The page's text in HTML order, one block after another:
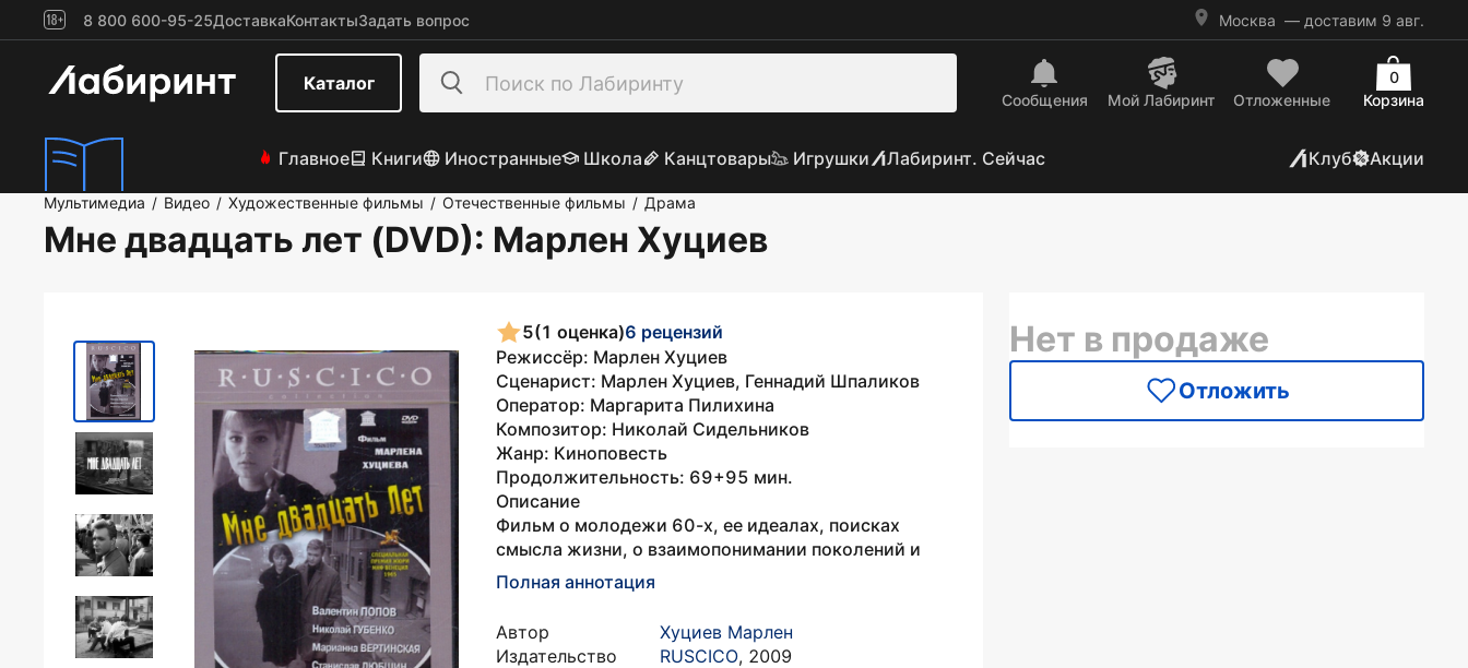
8 800 600-95-25ДоставкаКонтактыЗадать вопрос Москва — доставим 9 авг.
Каталог
Сообщения Mой Лабиринт Отложенные Корзина
0
Главное Книги Иностранные Школа Канцтовары Игрушки Лабиринт. Сейчас Клуб Акции
Мультимедиа / Видео / Художественные фильмы / Отечественные фильмы / Драма
Мне двадцать лет (DVD): Марлен Хуциев
5(1 оценка)6 рецензий
Режиссёр: Марлен Хуциев
Сценарист: Марлен Хуциев, Геннадий Шпаликов
Оператор: Маргарита Пилихина
Композитор: Николай Сидельников
Жанр: Киноповесть
Продолжительность: 69+95 мин.
Описание
Фильм о молодежи 60-х, ее идеалах, поисках
смысла жизни, о взаимопонимании поколений и
Полная аннотация
Автор
Хуциев Марлен
Издательство
RUSCICO, 2009
Нет в продаже
Отложить